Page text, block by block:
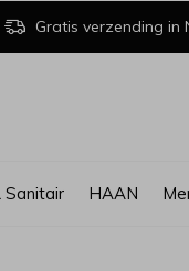
Sanitair HAAN
Gratis verzending in